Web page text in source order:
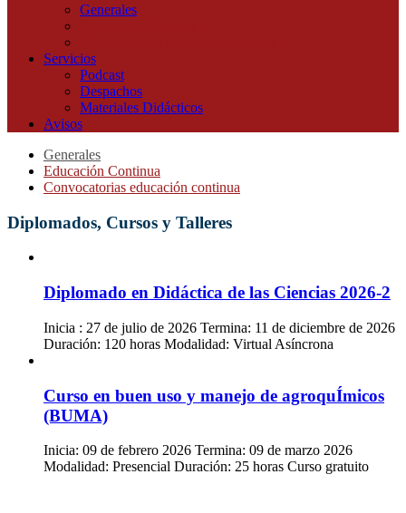
Generales
Servicios
Podcast
Despachos
Materiales Didácticos
Avisos
Generales
Educación Continua
Convocatorias educación continua
Diplomados, Cursos y Talleres
Diplomado en Didáctica de las Ciencias 2026-2
Inicia : 27 de julio de 2026 Termina: 11 de diciembre de 2026
Duración: 120 horas Modalidad: Virtual Asíncrona
Curso en buen uso y manejo de agroquÍmicos
(BUMA)
Inicia: 09 de febrero 2026 Termina: 09 de marzo 2026
Modalidad: Presencial Duración: 25 horas Curso gratuito